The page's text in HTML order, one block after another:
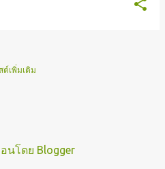
ต์เพิ่มเติม
นโดย Blogger